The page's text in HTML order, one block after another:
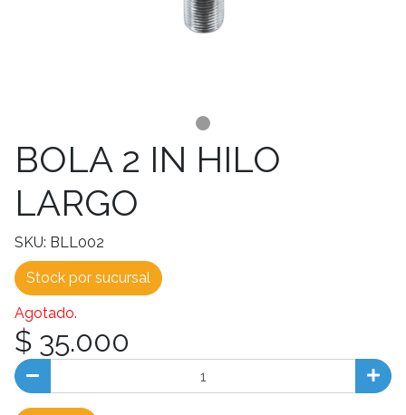
BOLA 2 IN HILO
LARGO
SKU: BLL002
Stock por sucursal
Agotado.
$ 35.000